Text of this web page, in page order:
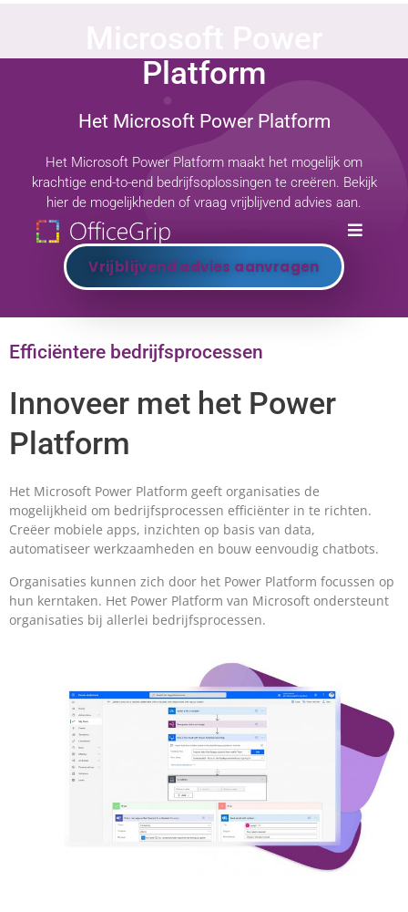
Platform
Het Microsoft Power Platform
Het Microsoft Power Platform maakt het mogelijk om
krachtige end-to-end bedrijfsoplossingen te creëren. Bekijk
hier de mogelijkheden of vraag vrijblijvend advies aan.
Vrijblijvend advies aanvragen
Efficiëntere bedrijfsprocessen
Innoveer met het Power
Platform
Het Microsoft Power Platform geeft organisaties de
mogelijkheid om bedrijfsprocessen efficiënter in te richten.
Creëer mobiele apps, inzichten op basis van data,
automatiseer werkzaamheden en bouw eenvoudig chatbots.
Organisaties kunnen zich door het Power Platform focussen op
hun kerntaken. Het Power Platform van Microsoft ondersteunt
organisaties bij allerlei bedrijfsprocessen.